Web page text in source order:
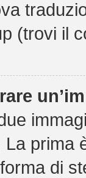
(trovi il
prima
di